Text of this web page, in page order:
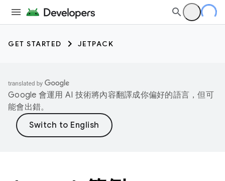
GET STARTED JETPACK
Google 會運用 AI 技術將內容翻譯成你偏好的語言，但可
能會出錯。